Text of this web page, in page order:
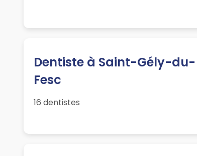
Dentiste à Saint-Gély-du-
Fesc
16 dentistes